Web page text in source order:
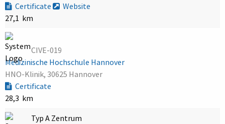
Certificate
Website
27,1 km
CIVE-019
Medizinische Hochschule Hannover
HNO-Klinik, 30625 Hannover
Certificate
28,3 km
Typ A Zentrum